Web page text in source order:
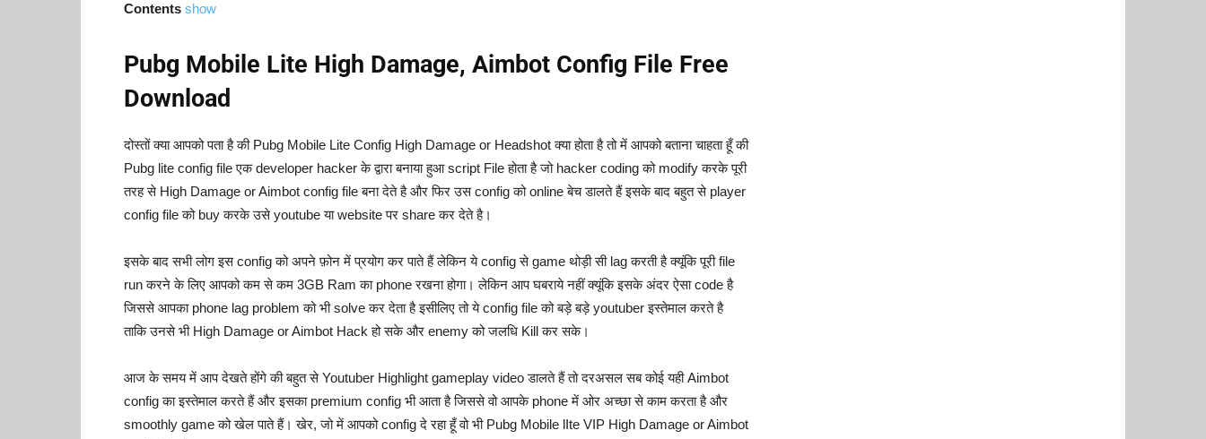
Contents show
Pubg Mobile Lite High Damage, Aimbot Config File Free
Download
दोस्तों क्या आपको पता है की Pubg Mobile Lite Config High Damage or Headshot क्या होता है तो में आपको बताना चाहता हूँ की
Pubg lite config file एक developer hacker के द्वारा बनाया हुआ script File होता है जो hacker coding को modify करके पूरी
तरह से High Damage or Aimbot config file बना देते है और फिर उस config को online बेच डालते हैं इसके बाद बहुत से player
config file को buy करके उसे youtube या website पर share कर देते है।
इसके बाद सभी लोग इस config को अपने फ़ोन में प्रयोग कर पाते हैं लेकिन ये config से game थोड़ी सी lag करती है क्यूंकि पूरी file
run करने के लिए आपको कम से कम 3GB Ram का phone रखना होगा। लेकिन आप घबराये नहीं क्यूंकि इसके अंदर ऐसा code है
जिससे आपका phone lag problem को भी solve कर देता है इसीलिए तो ये config file को बड़े बड़े youtuber इस्तेमाल करते है
ताकि उनसे भी High Damage or Aimbot Hack हो सके और enemy को जलधि Kill कर सके।
आज के समय में आप देखते होंगे की बहुत से Youtuber Highlight gameplay video डालते हैं तो दरअसल सब कोई यही Aimbot
config का इस्तेमाल करते हैं और इसका premium config भी आता है जिससे वो आपके phone में ओर अच्छा से काम करता है और
smoothly game को खेल पाते हैं। खेर, जो में आपको config दे रहा हूँ वो भी Pubg Mobile lIte VIP High Damage or Aimbot